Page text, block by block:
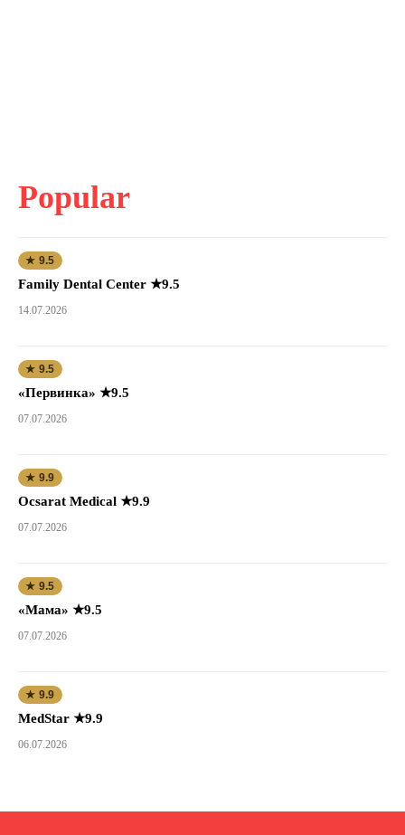
Popular
★ 9.5
Family Dental Center ★9.5
14.07.2026
★ 9.5
«Первинка» ★9.5
07.07.2026
★ 9.9
Ocsarat Medical ★9.9
07.07.2026
★ 9.5
«Мама» ★9.5
07.07.2026
★ 9.9
MedStar ★9.9
06.07.2026